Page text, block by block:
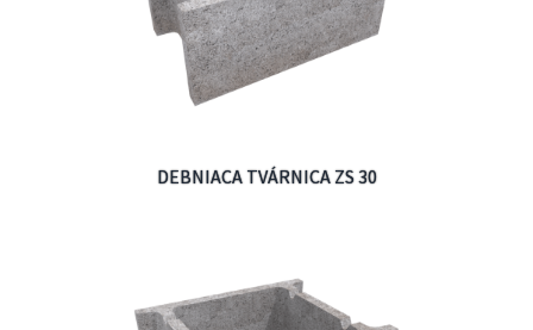
DEBNIACA TVÁRNICA ZS 30